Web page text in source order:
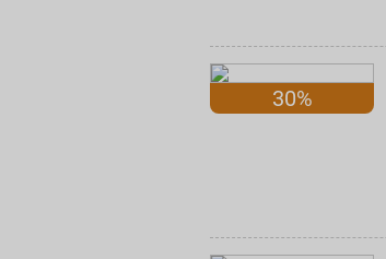
30%